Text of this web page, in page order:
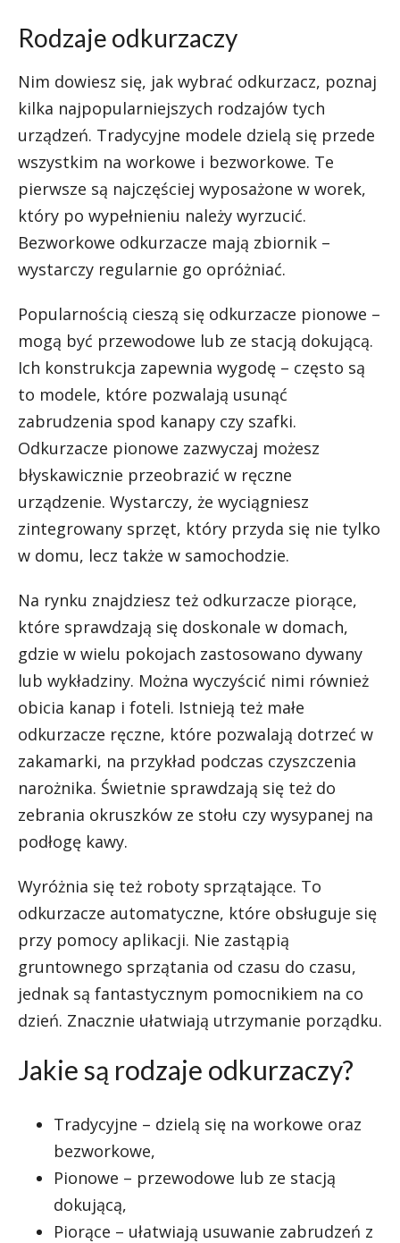
Rodzaje odkurzaczy
Nim dowiesz się, jak wybrać odkurzacz, poznaj
kilka najpopularniejszych rodzajów tych
urządzeń. Tradycyjne modele dzielą się przede
wszystkim na workowe i bezworkowe. Te
pierwsze są najczęściej wyposażone w worek,
który po wypełnieniu należy wyrzucić.
Bezworkowe odkurzacze mają zbiornik –
wystarczy regularnie go opróżniać.
Popularnością cieszą się odkurzacze pionowe –
mogą być przewodowe lub ze stacją dokującą.
Ich konstrukcja zapewnia wygodę – często są
to modele, które pozwalają usunąć
zabrudzenia spod kanapy czy szafki.
Odkurzacze pionowe zazwyczaj możesz
błyskawicznie przeobrazić w ręczne
urządzenie. Wystarczy, że wyciągniesz
zintegrowany sprzęt, który przyda się nie tylko
w domu, lecz także w samochodzie.
Na rynku znajdziesz też odkurzacze piorące,
które sprawdzają się doskonale w domach,
gdzie w wielu pokojach zastosowano dywany
lub wykładziny. Można wyczyścić nimi również
obicia kanap i foteli. Istnieją też małe
odkurzacze ręczne, które pozwalają dotrzeć w
zakamarki, na przykład podczas czyszczenia
narożnika. Świetnie sprawdzają się też do
zebrania okruszków ze stołu czy wysypanej na
podłogę kawy.
Wyróżnia się też roboty sprzątające. To
odkurzacze automatyczne, które obsługuje się
przy pomocy aplikacji. Nie zastąpią
gruntownego sprzątania od czasu do czasu,
jednak są fantastycznym pomocnikiem na co
dzień. Znacznie ułatwiają utrzymanie porządku.
Jakie są rodzaje odkurzaczy?
Tradycyjne – dzielą się na workowe oraz
bezworkowe,
Pionowe – przewodowe lub ze stacją
dokującą,
Piorące – ułatwiają usuwanie zabrudzeń z